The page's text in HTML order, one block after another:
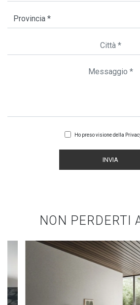
Ho preso visione della
INVIA
NON PERDERTI